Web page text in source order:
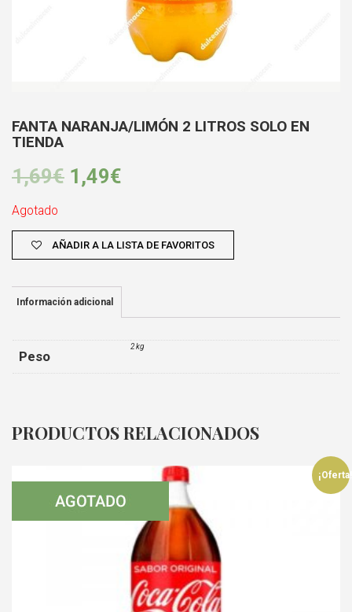
FANTA NARANJA/LIMÓN 2 LITROS SOLO EN
TIENDA
1,69€ 1,49€
Agotado
AÑADIR A LA LISTA DE FAVORITOS
Información adicional
Peso
2 kg
PRODUCTOS RELACIONADOS
¡Oferta!